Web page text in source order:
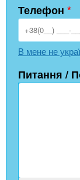
Телефон *
В мене не
Питання /